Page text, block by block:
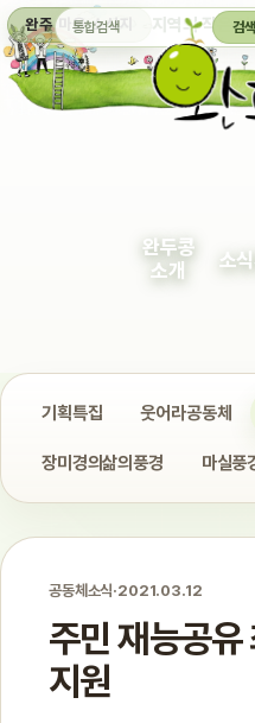
완주 마을 소식지 지역의 작은
통합검색 검색
완두콩
소개
소식
기획특집 웃어라공동체
장미경의삶의풍경 마실풍
공동체소식·2021.03.12
주민 재능공
지원